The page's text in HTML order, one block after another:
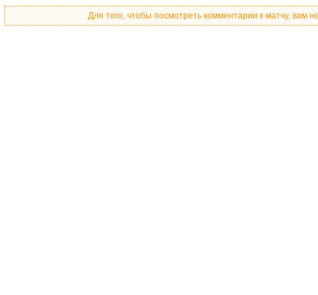
Для того, чтобы посмотреть комментарии к матчу, вам